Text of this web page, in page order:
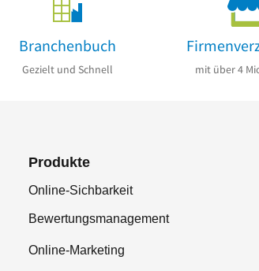
Branchenbuch
Gezielt und Schnell mit über 4
Produkte
Online-Sichbarkeit
Bewertungsmanagement
Online-Marketing